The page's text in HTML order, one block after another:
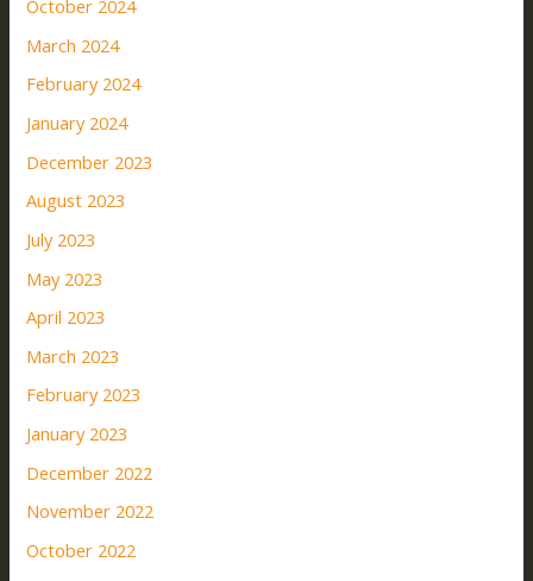
October 2024
March 2024
February 2024
January 2024
December 2023
August 2023
July 2023
May 2023
April 2023
March 2023
February 2023
January 2023
December 2022
November 2022
October 2022